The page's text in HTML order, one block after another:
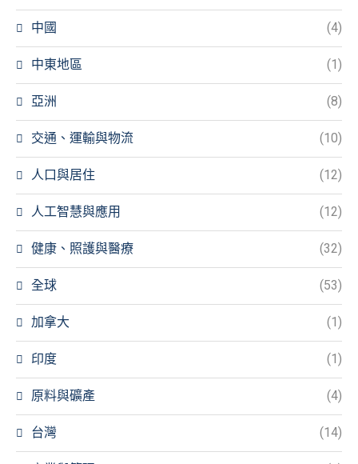
中國 (4)
中東地區 (1)
亞洲 (8)
交通、運輸與物流 (10)
人口與居住 (12)
人工智慧與應用 (12)
健康、照護與醫療 (32)
全球 (53)
加拿大 (1)
印度 (1)
原料與礦產 (4)
台灣 (14)